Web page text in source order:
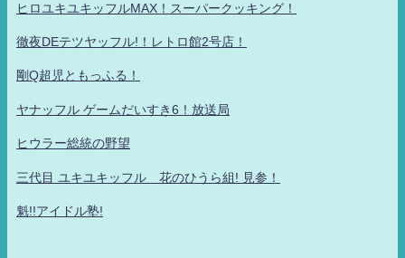
ヒロユキユキッフルMAX！スーパークッキング！
徹夜DEテツヤッフル!！レトロ館2号店！
剛Q超児ともっふる！
ヤナッフル ゲームだいすき6！放送局
ヒウラー総統の野望
三代目 ユキユキッフル 花のひうら組! 見参！
魁!!アイドル塾!